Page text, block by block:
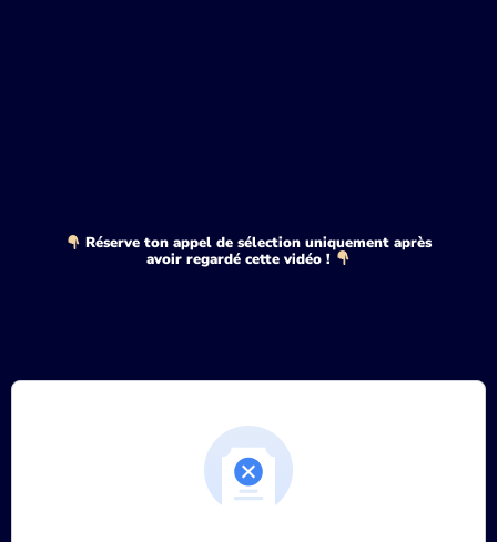
Réserve ton appel de sélection uniquement après
avoir regardé cette vidéo !